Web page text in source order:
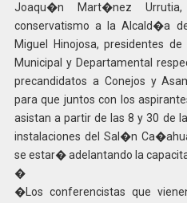
Joaqu�n Mart�nez
conservatismo a la Alcald�a
Miguel Hinojosa, presidentes
Municipal y Departamental
precandidatos a Conejos y
para que juntos con los
asistan a partir de las 8 y 30 de
instalaciones del Sal�n
se estar� adelantando la
�
�Los conferencistas que